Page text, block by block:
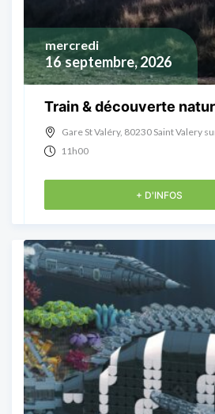
16 septembre, 2026
mercredi
Train & découverte
Gare St Valéry, 80230 Saint Valery
11h00
+ D'INFOS